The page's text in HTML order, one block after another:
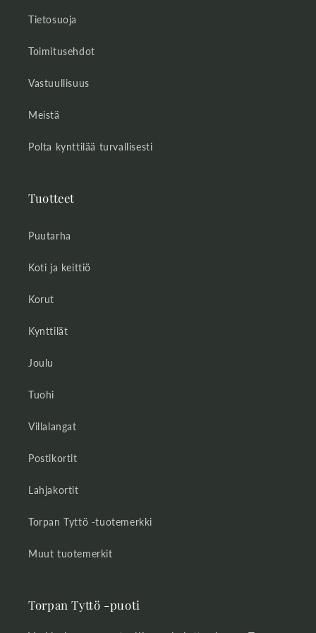
Tietosuoja
Toimitusehdot
Vastuullisuus
Meistä
Polta kynttilää turvallisesti
Tuotteet
Puutarha
Koti ja keittiö
Korut
Kynttilät
Joulu
Tuohi
Villalangat
Postikortit
Lahjakortit
Torpan Tyttö -tuotemerkki
Muut tuotemerkit
Torpan Tyttö -puoti